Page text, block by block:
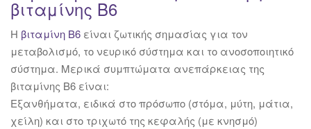
βιταμίνης Β6
Η βιταμίνη Β6 είναι ζωτικής σημασίας για τον
μεταβολισμό, το νευρικό σύστημα και το ανοσοποιητικό
σύστημα. Μερικά συμπτώματα ανεπάρκειας της
βιταμίνης Β6 είναι:
Εξανθήματα, ειδικά στο πρόσωπο (στόμα, μύτη, μάτια,
χείλη) και στο τριχωτό της κεφαλής (με κνησμό)